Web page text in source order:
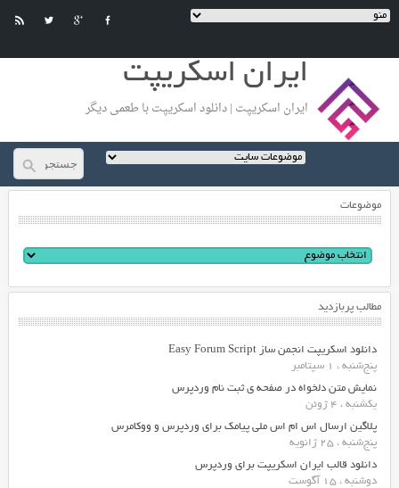
ایران اسکریپت
ایران اسکریپت | دانلود اسکریپت با طعمی دیگر
موضوعات
مطالب پربازدید
دانلود اسکریپت انجمن ساز Easy Forum Script
پنج‌شنبه ، 1 سپتامبر
نمایش متن دلخواه در صفحه ی ثبت نام وردپرس
یکشنبه ، 4 ژوئن
پلاگین ارسال اس ام اس ملی پیامک برای وردپرس و ووکامرس
پنج‌شنبه ، 25 ژانویه
دانلود قالب ایران اسکریپت برای وردپرس
دوشنبه ، 15 آگوست